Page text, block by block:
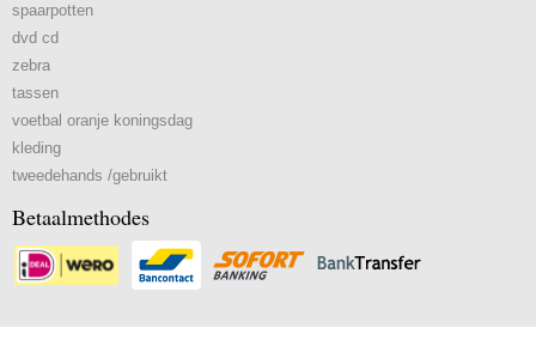
spaarpotten
dvd cd
zebra
tassen
voetbal oranje koningsdag
kleding
tweedehands /gebruikt
Betaalmethodes